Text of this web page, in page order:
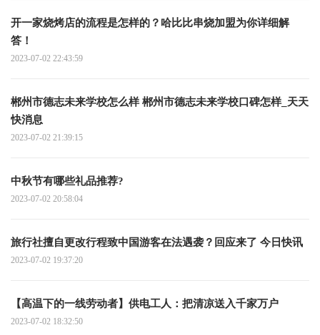
开一家烧烤店的流程是怎样的？哈比比串烧加盟为你详细解
答！
2023-07-02 22:43:59
郴州市德志未来学校怎么样 郴州市德志未来学校口碑怎样_天天
快消息
2023-07-02 21:39:15
中秋节有哪些礼品推荐?
2023-07-02 20:58:04
旅行社擅自更改行程致中国游客在法遇袭？回应来了 今日快讯
2023-07-02 19:37:20
【高温下的一线劳动者】供电工人：把清凉送入千家万户
2023-07-02 18:32:50